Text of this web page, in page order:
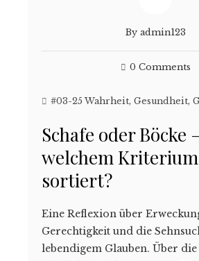
By admin123
0 Comments
#03-25 Wahrheit, Gesundheit,
Schafe oder Böcke
welchem
sortiert?
Eine Reflexion über
Gerechtigkeit und die
lebendigem Glauben. Über